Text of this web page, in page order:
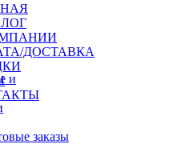
ДОСТАВКА
и
заказы